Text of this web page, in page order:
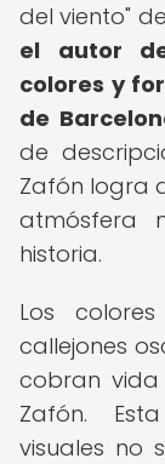
del viento"
el autor
colores y
de
de
Zafón logra
atmósfera
historia.
Los
callejones
cobran
Zafón.
visuales no